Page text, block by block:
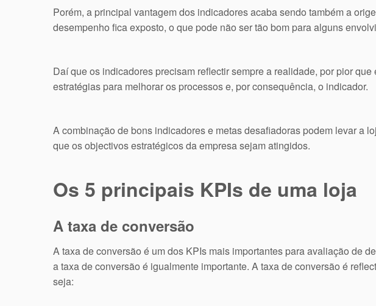
Porém, a principal vantagem dos indicadores acaba sendo também a
desempenho fica exposto, o que pode não ser tão bom para alguns
Daí que os indicadores precisam reflectir sempre a realidade, por pior
estratégias para melhorar os processos e, por consequência, o indicador.
A combinação de bons indicadores e metas desafiadoras podem levar a
que os objectivos estratégicos da empresa sejam atingidos.
Os 5 principais KPIs de uma loja
A taxa de conversão
A taxa de conversão é um dos KPIs mais importantes para avaliação de
a taxa de conversão é igualmente importante. A taxa de conversão é
seja: